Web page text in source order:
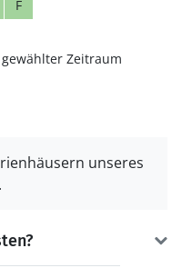
F
gewählter Zeitraum
unseres
.